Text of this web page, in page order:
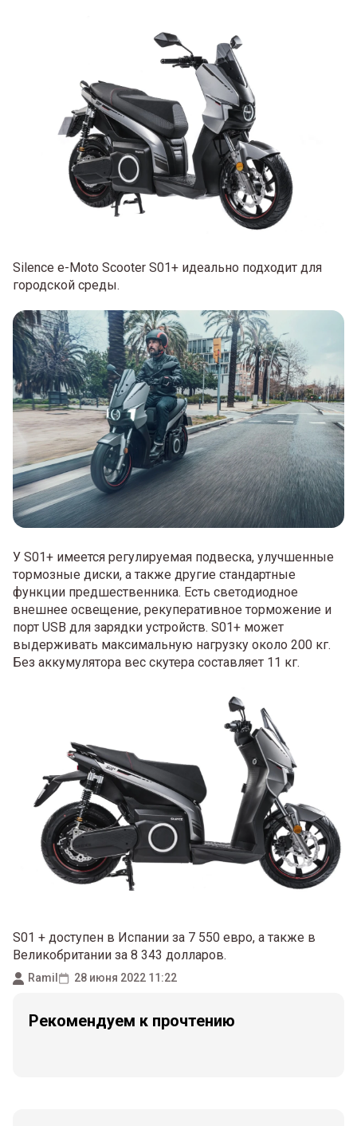
Silence e-Moto Scooter S01+ идеально подходит для
городской среды.
У S01+ имеется регулируемая подвеска, улучшенные
тормозные диски, а также другие стандартные
функции предшественника. Есть светодиодное
внешнее освещение, рекуперативное торможение и
порт USB для зарядки устройств. S01+ может
выдерживать максимальную нагрузку около 200 кг.
Без аккумулятора вес скутера составляет 11 кг.
S01 + доступен в Испании за 7 550 евро, а также в
Великобритании за 8 343 долларов.
Ramil 28 июня 2022 11:22
Рекомендуем к прочтению